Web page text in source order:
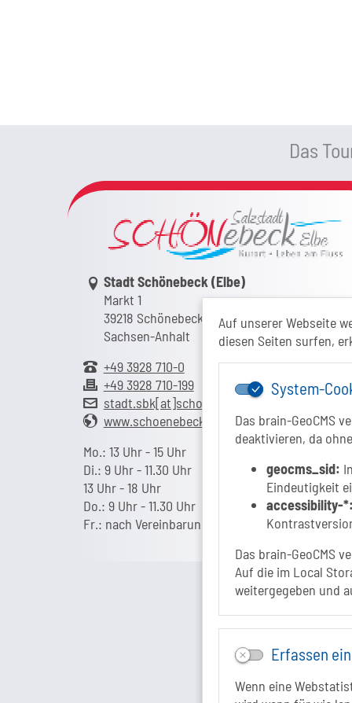
Auf unserer Webseite
diesen Seiten surfen,
System-
Das brain-GeoCMS
deaktivieren, da
geocms_sid:
Eindeutigkeit
accessibility-
Das brain-GeoCMS
Auf die im Local
weitergegeben und
Erfassen
Wenn eine
Das
Link zur Google-Maps Navigation
Stadt Schönebeck (Elbe)
Markt 1
39218 Schönebeck (Elbe)
Sachsen-Anhalt
+49 3928 710-0
+49 3928 710-199
stadt.sbk[at]schoenebeck-elbe.de
www.schoenebeck.de
Mo.: 13 Uhr - 15 Uhr
Di.: 9 Uhr - 11.30 Uhr
13 Uhr - 18 Uhr
Do.: 9 Uhr - 11.30 Uhr
Fr.: nach Vereinbarung